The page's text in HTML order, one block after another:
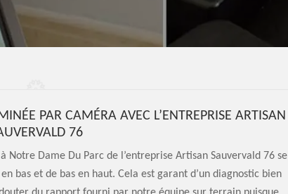
PAR CAMÉRA AVEC L’ENTREPRISE ARTISAN
76
Notre Dame Du Parc de l’entreprise Artisan Sauvervald 76 se
bas et de bas en haut. Cela est garant d’un diagnostic bien